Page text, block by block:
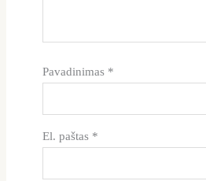
Pavadinimas *
El. paštas *